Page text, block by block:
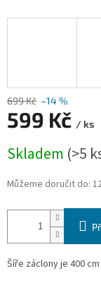
699 Kč –14 %
599 Kč / ks
cena:
Skladem (>5
Můžeme doručit do:
Šíře záclony je 400